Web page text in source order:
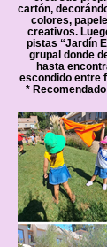
cartón,
colores,
creativos.
pistas “Jardín
grupal donde
hasta
escondido entre
*